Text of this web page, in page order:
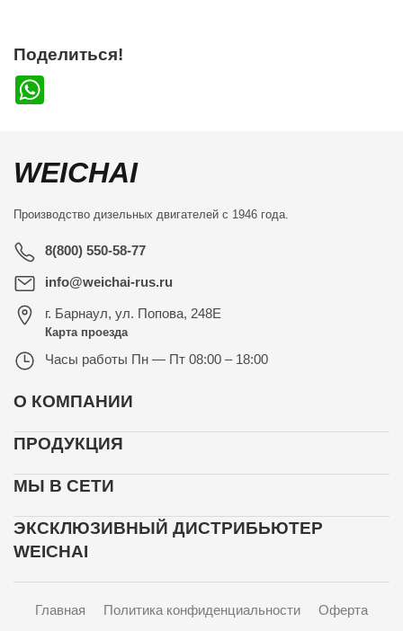
Поделиться!
WEICHAI
Производство дизельных двигателей с 1946 года.
8(800) 550-58-77
info@weichai-rus.ru
г. Барнаул, ул. Попова, 248Е
Карта проезда
Часы работы Пн — Пт 08:00 – 18:00
О КОМПАНИИ
ПРОДУКЦИЯ
МЫ В СЕТИ
ЭКСКЛЮЗИВНЫЙ ДИСТРИБЬЮТЕР
WEICHAI
Главная Политика конфиденциальности Оферта